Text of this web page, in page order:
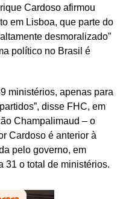
Cardoso afirmou
em Lisboa, que parte do
desmoralizado”
político no Brasil é
ministérios, apenas para
disse FHC, em
Champalimaud – o
Cardoso é anterior à
pelo governo, em
31 o total de ministérios.